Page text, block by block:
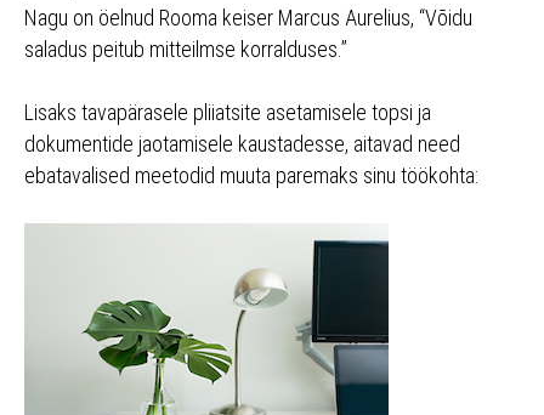
Nagu on öelnud Rooma keiser Marcus Aurelius, “Võidu
saladus peitub mitteilmse korralduses.”
Lisaks tavapärasele pliiatsite asetamisele topsi ja
dokumentide jaotamisele kaustadesse, aitavad need
ebatavalised meetodid muuta paremaks sinu töökohta: